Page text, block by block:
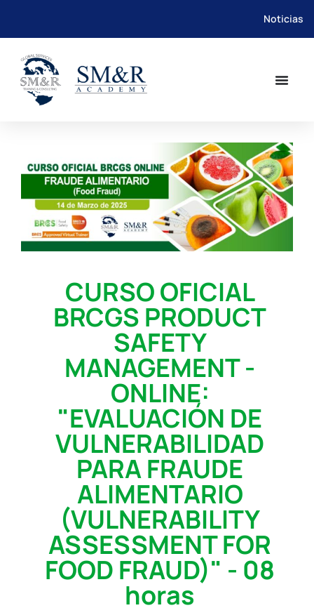
Saltar
contenido
Noticias
CURSO OFICIAL
BRCGS PRODUCT
SAFETY
MANAGEMENT -
ONLINE:
"EVALUACIÓN DE
VULNERABILIDAD
PARA FRAUDE
ALIMENTARIO
(VULNERABILITY
ASSESSMENT FOR
FOOD FRAUD)" - 08
horas